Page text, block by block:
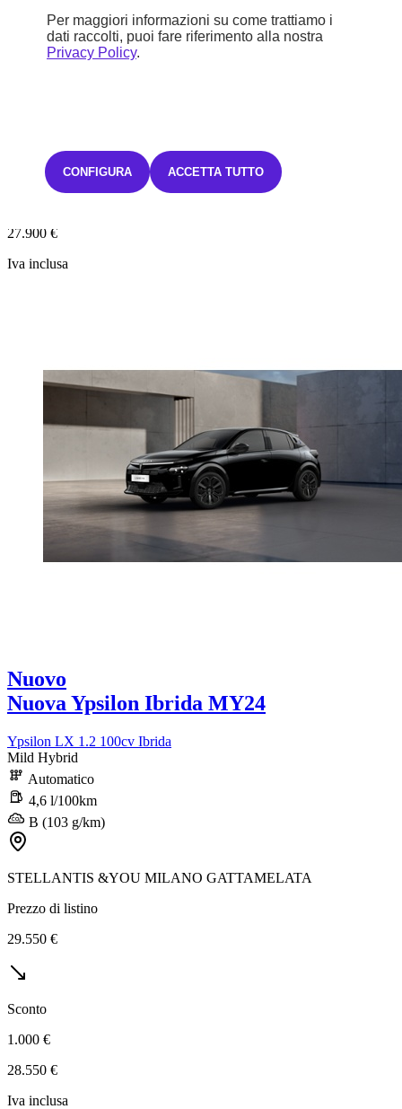
STELLANTIS &YOU MILANO GATTAMELATA
Sconto
27.900 €
Iva inclusa
Nuovo
Nuova Ypsilon Ibrida MY24
Ypsilon LX 1.2 100cv Ibrida
Mild Hybrid
Automatico
4,6 l/100km
B (103 g/km)
STELLANTIS &YOU MILANO GATTAMELATA
Prezzo di listino
29.550 €
Sconto
1.000 €
28.550 €
Iva inclusa
Per maggiori informazioni su come trattiamo i
dati raccolti, puoi fare riferimento alla nostra
Privacy Policy.
CONFIGURA ACCETTA TUTTO